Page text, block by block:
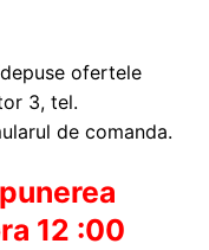
ofertele
3, tel.
de comanda.
12 :00